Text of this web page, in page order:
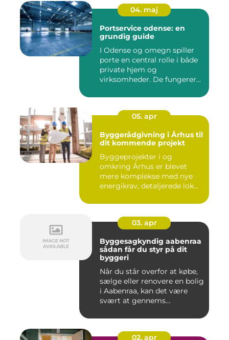
04. maj
Portservice odense: en
grundig guide
I Odense og omegn spiller
porte en central rolle i både
private hjem og
virksomheder. De fungerer
05. apr
Byggerådgivning i Århus til
dit kommende projekt
Byggeprojekter i og
omkring Århus er blevet
mere komplekse med nye
energikrav, detaljerede lok...
03. apr
Byggesagkyndig aabenraa
sådan får du styr på dit
byggeri
Når du står overfor at købe,
sælge eller renovere en bolig
i Aabenraa, kan det være
svært at gennems...
02. apr